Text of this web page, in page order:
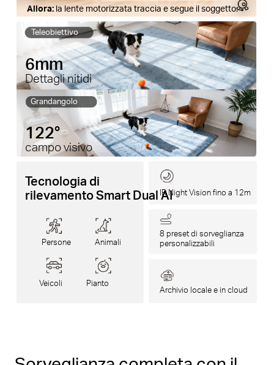
Teleobiettivo
Grandangolo
6mm
Dettagli nitidi
122°
campo visivo
Tecnologia di
rilevamento Smart Dual AI
Persone Animali
Veicoli Pianto
Allora:la lente motorizzata traccia e segue il soggetto.
IR Night Vision fino a 12m
8 preset di sorveglianza
personalizzabili
Archivio locale e in cloud